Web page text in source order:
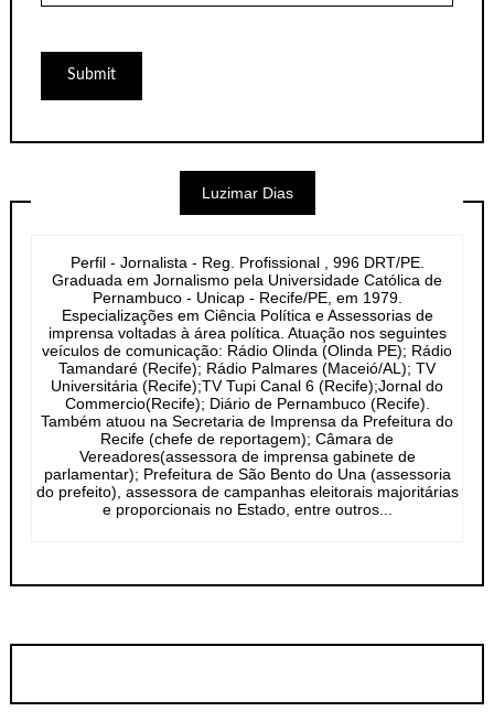
Luzimar Dias
Perfil - Jornalista - Reg. Profissional , 996 DRT/PE.
Graduada em Jornalismo pela Universidade Católica de
Pernambuco - Unicap - Recife/PE, em 1979.
Especializações em Ciência Política e Assessorias de
imprensa voltadas à área política. Atuação nos seguintes
veículos de comunicação: Rádio Olinda (Olinda PE); Rádio
Tamandaré (Recife); Rádio Palmares (Maceió/AL); TV
Universitária (Recife);TV Tupi Canal 6 (Recife);Jornal do
Commercio(Recife); Diário de Pernambuco (Recife).
Também atuou na Secretaria de Imprensa da Prefeitura do
Recife (chefe de reportagem); Câmara de
Vereadores(assessora de imprensa gabinete de
parlamentar); Prefeitura de São Bento do Una (assessoria
do prefeito), assessora de campanhas eleitorais majoritárias
e proporcionais no Estado, entre outros...